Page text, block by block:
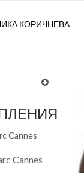
КОРИЧНЕВА
Cannes